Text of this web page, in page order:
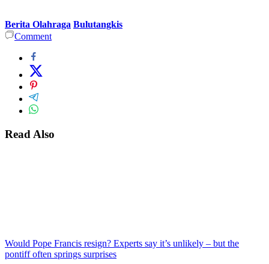
Berita Olahraga Bulutangkis
Comment
Read Also
Would Pope Francis resign? Experts say it’s unlikely – but the
pontiff often springs surprises